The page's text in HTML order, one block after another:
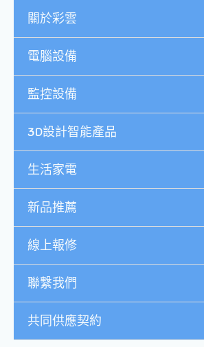
關於彩雲
電腦設備
監控設備
3D設計智能產品
生活家電
新品推薦
線上報修
聯繫我們
共同供應契約